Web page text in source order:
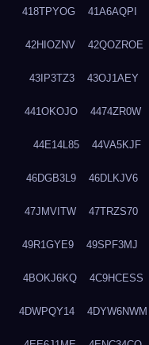
418TPYOG 41A6AQPI
42HIOZNV 42QOZROE
43IP3TZ3 43OJ1AEY
441OKOJO 4474ZR0W
44E14L85 44VA5KJF
46DGB3L9 46DLKJV6
47JMVITW 47TRZS70
49R1GYE9 49SPF3MJ
4BOKJ6KQ 4C9HCESS
4DWPQY14 4DYW6NWM